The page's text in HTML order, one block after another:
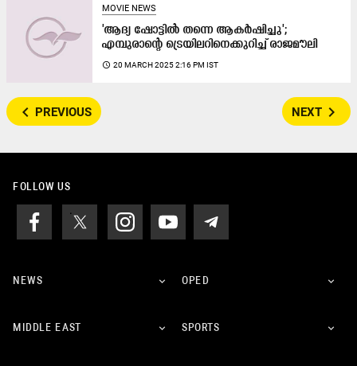
MOVIE NEWS
'ആദ്യ ഷോട്ടിൽ തന്നെ ആകർഷിച്ചു';
എമ്പുരാന്‍റെ ട്രെയിലറിനെക്കുറിച്ച് രാജമൗലി
access_time 20 MARCH 2025 2:16 PM IST
navigate_before PREVIOUS NEXT navigate_next
FOLLOW US
NEWS OPED
MIDDLE EAST SPORTS